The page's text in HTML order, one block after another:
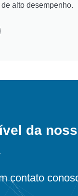
alto desempenho.
da
contato